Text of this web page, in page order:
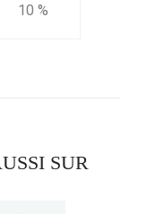
10 %
SUR